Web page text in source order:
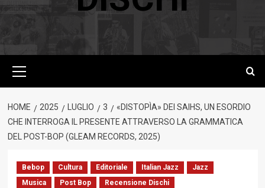
principale
HOME 2025 LUGLIO 3
«DISTOPÌA» DEI SAIHS, UN ESORDIO
CHE INTERROGA IL PRESENTE ATTRAVERSO LA GRAMMATICA
DEL POST-BOP (GLEAM RECORDS, 2025)
Bebop Cultura Editoriale Italian Jazz
Jazz
Musica
Post Bop Recensione Dischi